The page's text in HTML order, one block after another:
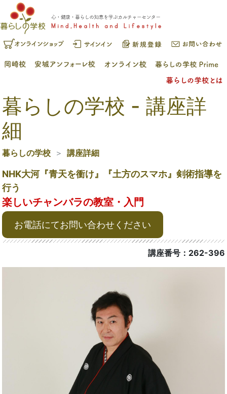
暮らしの学校 - 講座詳
細
暮らしの学校 講座詳細
NHK大河『青天を衝け』『土方のスマホ』剣術指導を
行う
楽しいチャンバラの教室・入門
お電話にてお問い合わせください
講座番号：262-396